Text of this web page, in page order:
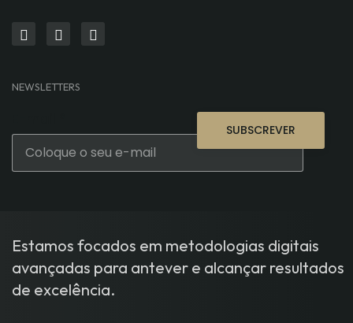
NEWSLETTERS
SUBSCREVER
Estamos focados em metodologias digitais
avançadas para antever e alcançar resultados
de excelência.